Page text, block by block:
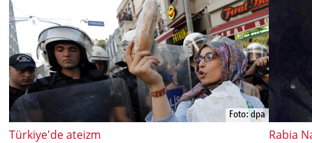
Foto: dpa
Türkiye'de ateizm Rabia